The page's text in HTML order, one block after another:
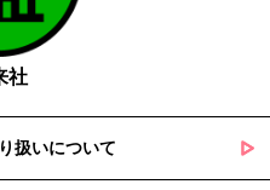
社
扱いについて